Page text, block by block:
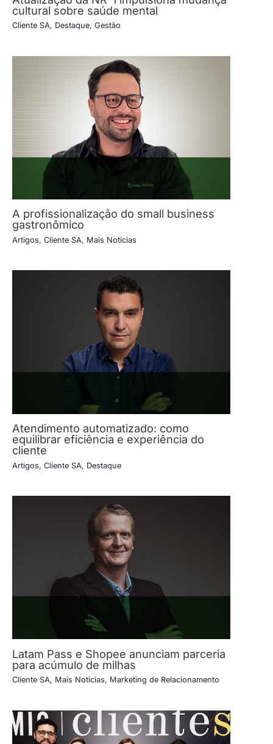
cultural sobre saúde mental
Cliente SA, Destaque, Gestão
A profissionalização do small business
gastronômico
Artigos, Cliente SA, Mais Notícias
Atendimento automatizado: como
equilibrar eficiência e experiência do
cliente
Artigos, Cliente SA, Destaque
Latam Pass e Shopee anunciam parceria
para acúmulo de milhas
Cliente SA, Mais Notícias, Marketing de Relacionamento